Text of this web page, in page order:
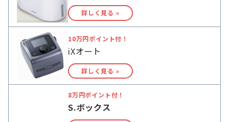
詳しく見る »
10万円ポイント付！
iXオート
詳しく見る »
8万円ポイント付！
S.ボックス